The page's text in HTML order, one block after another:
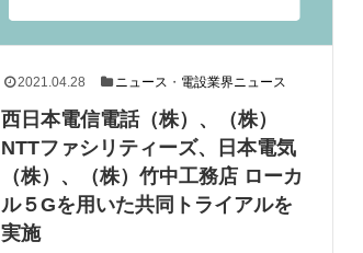
2021.04.28 ニュース ・ 電設業界ニュース
西日本電信電話（株）、（株）
NTTファシリティーズ、日本電気
（株）、（株）竹中工務店 ローカ
ル５Gを用いた共同トライアルを
実施